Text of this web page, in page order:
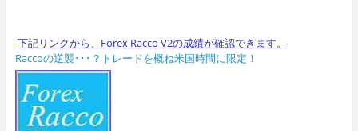
下記リンクから、Forex Racco V2の成績が確認できます。
Raccoの逆襲･･･？トレードを概ね米国時間に限定！